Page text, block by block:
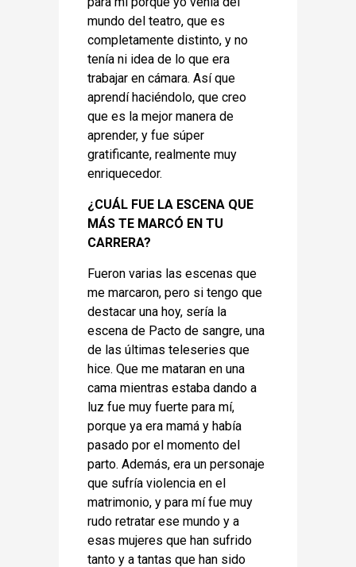
mundo del teatro, que es
completamente distinto, y no
tenía ni idea de lo que era
trabajar en cámara. Así que
aprendí haciéndolo, que creo
que es la mejor manera de
aprender, y fue súper
gratificante, realmente muy
enriquecedor.
¿CUÁL FUE LA ESCENA QUE
MÁS TE MARCÓ EN TU
CARRERA?
Fueron varias las escenas que
me marcaron, pero si tengo que
destacar una hoy, sería la
escena de Pacto de sangre, una
de las últimas teleseries que
hice. Que me mataran en una
cama mientras estaba dando a
luz fue muy fuerte para mí,
porque ya era mamá y había
pasado por el momento del
parto. Además, era un personaje
que sufría violencia en el
matrimonio, y para mí fue muy
rudo retratar ese mundo y a
esas mujeres que han sufrido
tanto y a tantas que han sido